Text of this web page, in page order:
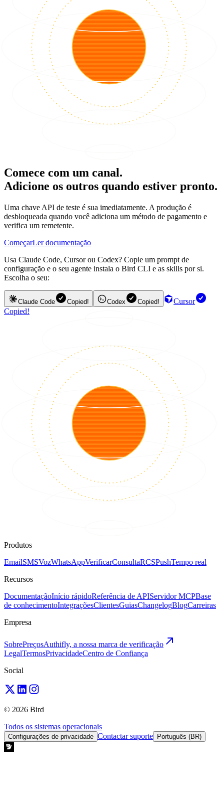
Comece com um canal.
Adicione os outros quando estiver pronto.
Uma chave API de teste é sua imediatamente. A produção é
desbloqueada quando você adiciona um método de pagamento e
verifica um remetente.
ComeçarLer documentação
Usa Claude Code, Cursor ou Codex? Copie um prompt de
configuração e o seu agente instala o Bird CLI e as skills por si.
Escolha o seu:
Claude Code Copied! Codex Copied!
Cursor
Copied!
Produtos
EmailSMSVozWhatsAppVerificarConsultaRCSPushTempo real
Recursos
DocumentaçãoInício rápidoReferência de APIServidor MCPBase
de conhecimentoIntegraçõesClientesGuiasChangelogBlogCarreiras
Empresa
SobrePreçosAuthifly, a nossa marca de verificação
LegalTermosPrivacidadeCentro de Confiança
Social
© 2026 Bird
Todos os sistemas operacionais
Configurações de privacidade Contactar suporte Português (BR)